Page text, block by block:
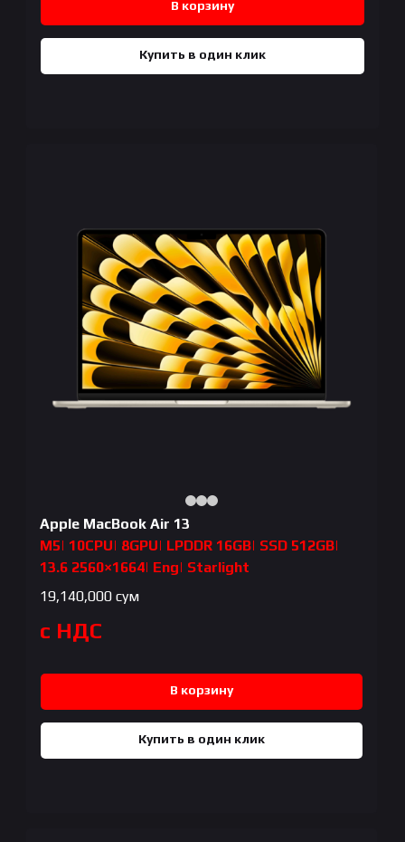
В корзину
Купить в один клик
Apple MacBook Air 13
M5| 10CPU| 8GPU| LPDDR 16GB| SSD 512GB|
13.6 2560×1664| Eng| Starlight
19,140,000 сум
с НДС
В корзину
Купить в один клик